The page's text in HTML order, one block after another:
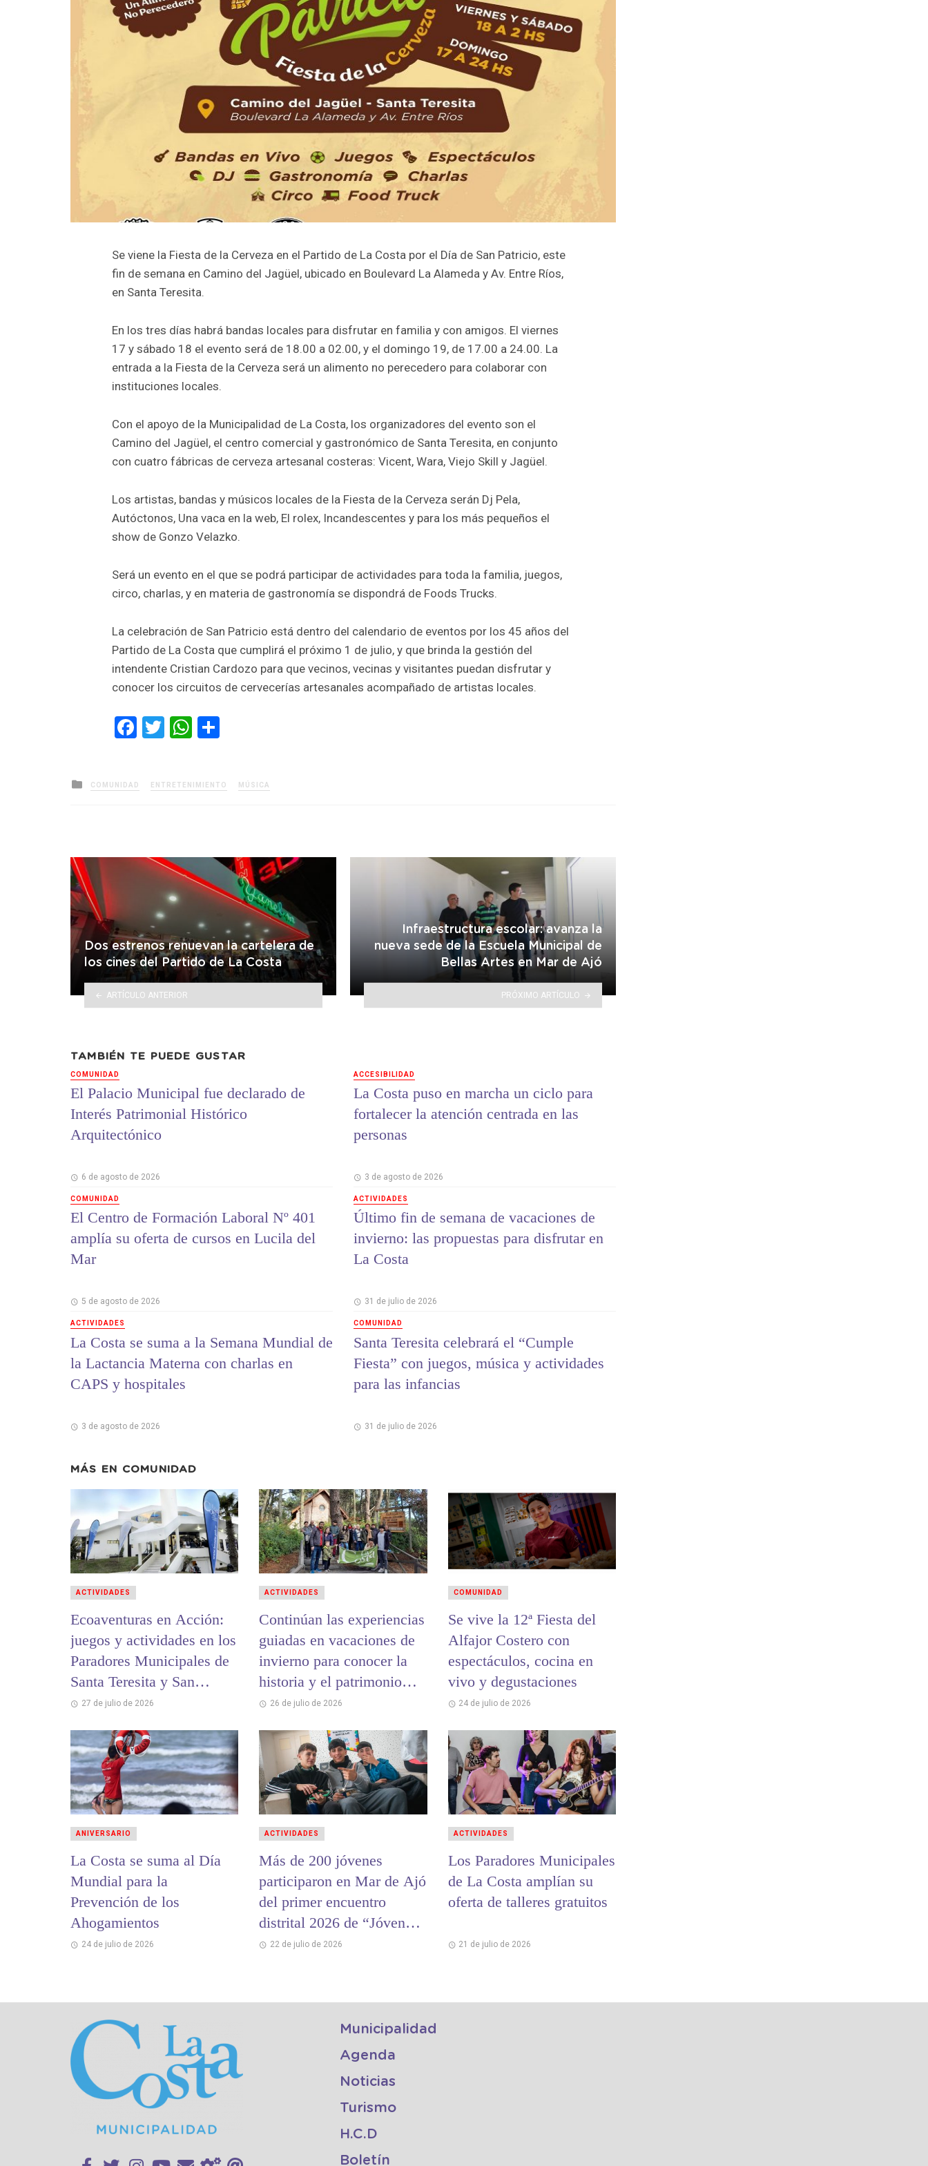
Se viene la Fiesta de la Cerveza en el Partido de La Costa por el Día de San Patricio, este
fin de semana en Camino del Jagüel, ubicado en Boulevard La Alameda y Av. Entre Ríos,
en Santa Teresita.
En los tres días habrá bandas locales para disfrutar en familia y con amigos. El viernes
17 y sábado 18 el evento será de 18.00 a 02.00, y el domingo 19, de 17.00 a 24.00. La
entrada a la Fiesta de la Cerveza será un alimento no perecedero para colaborar con
instituciones locales.
Con el apoyo de la Municipalidad de La Costa, los organizadores del evento son el
Camino del Jagüel, el centro comercial y gastronómico de Santa Teresita, en conjunto
con cuatro fábricas de cerveza artesanal costeras: Vicent, Wara, Viejo Skill y Jagüel.
Los artistas, bandas y músicos locales de la Fiesta de la Cerveza serán Dj Pela,
Autóctonos, Una vaca en la web, El rolex, Incandescentes y para los más pequeños el
show de Gonzo Velazko.
Será un evento en el que se podrá participar de actividades para toda la familia, juegos,
circo, charlas, y en materia de gastronomía se dispondrá de Foods Trucks.
La celebración de San Patricio está dentro del calendario de eventos por los 45 años del
Partido de La Costa que cumplirá el próximo 1 de julio, y que brinda la gestión del
intendente Cristian Cardozo para que vecinos, vecinas y visitantes puedan disfrutar y
conocer los circuitos de cervecerías artesanales acompañado de artistas locales.
Facebook
TwitterWhatsApp
Posted
in
COMUNIDAD ENTRETENIMIENTO MÚSICA
Dos estrenos renuevan la cartelera de
los cines del Partido de La Costa
ARTÍCULO ANTERIOR
Infraestructura escolar: avanza la
nueva sede de la Escuela Municipal de
Bellas Artes en Mar de Ajó
PRÓXIMO ARTÍCULO
TAMBIÉN TE PUEDE GUSTAR
COMUNIDAD
El Palacio Municipal fue declarado de
Interés Patrimonial Histórico
Arquitectónico
6 de agosto de 2026
COMUNIDAD
El Centro de Formación Laboral Nº 401
amplía su oferta de cursos en Lucila del
Mar
5 de agosto de 2026
ACTIVIDADES
La Costa se suma a la Semana Mundial de
la Lactancia Materna con charlas en
CAPS y hospitales
3 de agosto de 2026
ACCESIBILIDAD
La Costa puso en marcha un ciclo para
fortalecer la atención centrada en las
personas
3 de agosto de 2026
ACTIVIDADES
Último fin de semana de vacaciones de
invierno: las propuestas para disfrutar en
La Costa
31 de julio de 2026
COMUNIDAD
Santa Teresita celebrará el “Cumple
Fiesta” con juegos, música y actividades
para las infancias
31 de julio de 2026
MÁS EN COMUNIDAD
Ecoaventuras en Acción:
juegos y actividades en los
Paradores Municipales de
Santa Teresita y San
Bernardo
27 de julio de 2026
ACTIVIDADES
Continúan las experiencias
guiadas en vacaciones de
invierno para conocer la
historia y el patrimonio
cultural de La Costa
26 de julio de 2026
ACTIVIDADES
Se vive la 12ª Fiesta del
Alfajor Costero con
espectáculos, cocina en
vivo y degustaciones
24 de julio de 2026
COMUNIDAD
La Costa se suma al Día
Mundial para la
Prevención de los
Ahogamientos
24 de julio de 2026
ANIVERSARIO
Más de 200 jóvenes
participaron en Mar de Ajó
del primer encuentro
distrital 2026 de “Jóvenes
y Memoria”
22 de julio de 2026
ACTIVIDADES
Los Paradores Municipales
de La Costa amplían su
oferta de talleres gratuitos
21 de julio de 2026
ACTIVIDADES
Municipalidad
Agenda
Noticias
Turismo
H.C.D
Boletín